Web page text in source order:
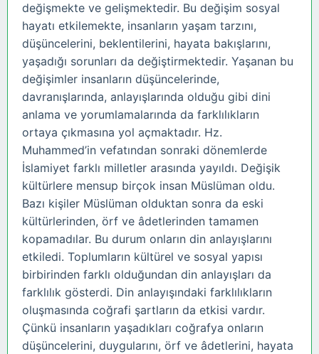
değişmekte ve gelişmektedir. Bu değişim sosyal
hayatı etkilemekte, insanların yaşam tarzını,
düşüncelerini, beklentilerini, hayata bakışlarını,
yaşadığı sorunları da değiştirmektedir. Yaşanan bu
değişimler insanların düşüncelerinde,
davranışlarında, anlayışlarında olduğu gibi dini
anlama ve yorumlamalarında da farklılıkların
ortaya çıkmasına yol açmaktadır. Hz.
Muhammed’in vefatından sonraki dönemlerde
İslamiyet farklı milletler arasında yayıldı. Değişik
kültürlere mensup birçok insan Müslüman oldu.
Bazı kişiler Müslüman olduktan sonra da eski
kültürlerinden, örf ve âdetlerinden tamamen
kopamadılar. Bu durum onların din anlayışlarını
etkiledi. Toplumların kültürel ve sosyal yapısı
birbirinden farklı olduğundan din anlayışları da
farklılık gösterdi. Din anlayışındaki farklılıkların
oluşmasında coğrafi şartların da etkisi vardır.
Çünkü insanların yaşadıkları coğrafya onların
düşüncelerini, duygularını, örf ve âdetlerini, hayata